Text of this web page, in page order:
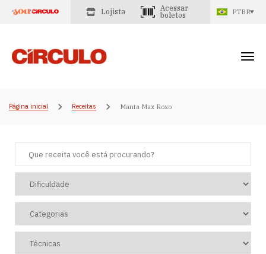
Lojista
Acessar
boletos
PTBR
Página inicial Receitas Manta Max Roxo